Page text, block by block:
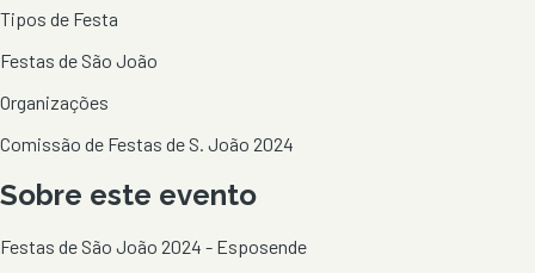
Tipos de Festa
Festas de São João
Organizações
Comissão de Festas de S. João 2024
Sobre este evento
Festas de São João 2024 - Esposende